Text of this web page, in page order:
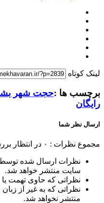
لینک کوتاه
برچسب ها :حجت شهر
رایگان
ارسال نظر شما
مجموع نظرات : ۰ در انتظار
نظرات ارسال شده توسط
سایت منتشر خواهد شد.
نظراتی که حاوی تهمت یا
نظراتی که به غیر از
منتشر نخواهد شد.